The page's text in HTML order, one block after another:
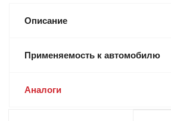
Описание
Применяемость к автомобилю
Аналоги